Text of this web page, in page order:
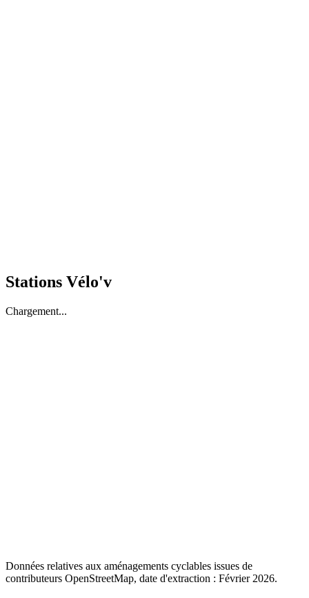
Stations Vélo'v
Chargement...
Données relatives aux aménagements cyclables issues de
contributeurs OpenStreetMap, date d'extraction : Février 2026.